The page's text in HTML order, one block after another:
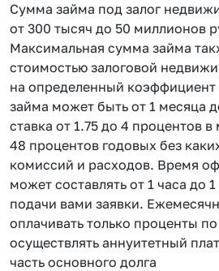
Сумма займа под залог
от 300 тысяч до 50 миллионов
Максимальная сумма займа
стоимостью залоговой
на определенный
займа может быть от 1 месяца
ставка от 1.75 до 4 процентов
48 процентов годовых без
комиссий и расходов. Время
может составлять от 1 часа до
подачи вами заявки.
оплачивать только проценты
осуществлять аннуитетный
часть основного долга